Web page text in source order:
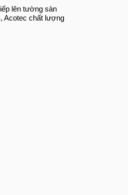
lên tường sàn
Acotec chất lượng